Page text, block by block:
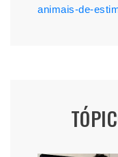
animais-de-